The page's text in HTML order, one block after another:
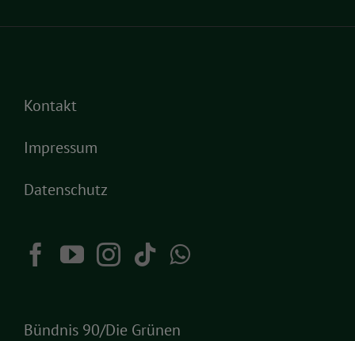
Kontakt
Impressum
Datenschutz
Bündnis 90/Die Grünen